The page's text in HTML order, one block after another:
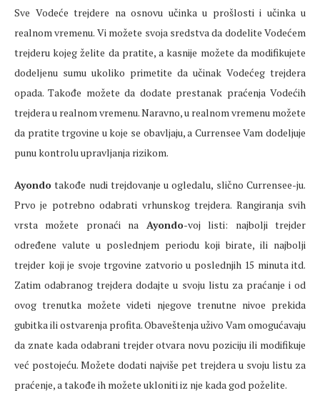
Sve Vodeće trejdere na osnovu učinka u prošlosti i učinka u
realnom vremenu. Vi možete svoja sredstva da dodelite Vodećem
trejderu kojeg želite da pratite, a kasnije možete da modifikujete
dodeljenu sumu ukoliko primetite da učinak Vodećeg trejdera
opada. Takođe možete da dodate prestanak praćenja Vodećih
trejdera u realnom vremenu. Naravno, u realnom vremenu možete
da pratite trgovine u koje se obavljaju, a Currensee Vam dodeljuje
punu kontrolu upravljanja rizikom.
Ayondo takođe nudi trejdovanje u ogledalu, slično Currensee-ju.
Prvo je potrebno odabrati vrhunskog trejdera. Rangiranja svih
vrsta možete pronaći na Ayondo-voj listi: najbolji trejder
određene valute u poslednjem periodu koji birate, ili najbolji
trejder koji je svoje trgovine zatvorio u poslednjih 15 minuta itd.
Zatim odabranog trejdera dodajte u svoju listu za praćanje i od
ovog trenutka možete videti njegove trenutne nivoe prekida
gubitka ili ostvarenja profita. Obaveštenja uživo Vam omogućavaju
da znate kada odabrani trejder otvara novu poziciju ili modifikuje
već postojeću. Možete dodati najviše pet trejdera u svoju listu za
praćenje, a takođe ih možete ukloniti iz nje kada god poželite.